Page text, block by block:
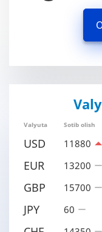
Valyuta Sotib olish
USD 11880
EUR 13200
GBP 15700
JPY 60